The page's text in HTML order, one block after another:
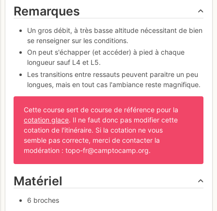
Remarques
Un gros débit, à très basse altitude nécessitant de bien
se renseigner sur les conditions.
On peut s'échapper (et accéder) à pied à chaque
longueur sauf L4 et L5.
Les transitions entre ressauts peuvent paraitre un peu
longues, mais en tout cas l'ambiance reste magnifique.
Cette course sert de course de référence pour la
cotation glace. Il ne faut donc pas modifier cette
cotation de l'itinéraire. Si la cotation ne vous
semble pas correcte, merci de contacter la
modération : topo-fr@camptocamp.org.
Matériel
6 broches